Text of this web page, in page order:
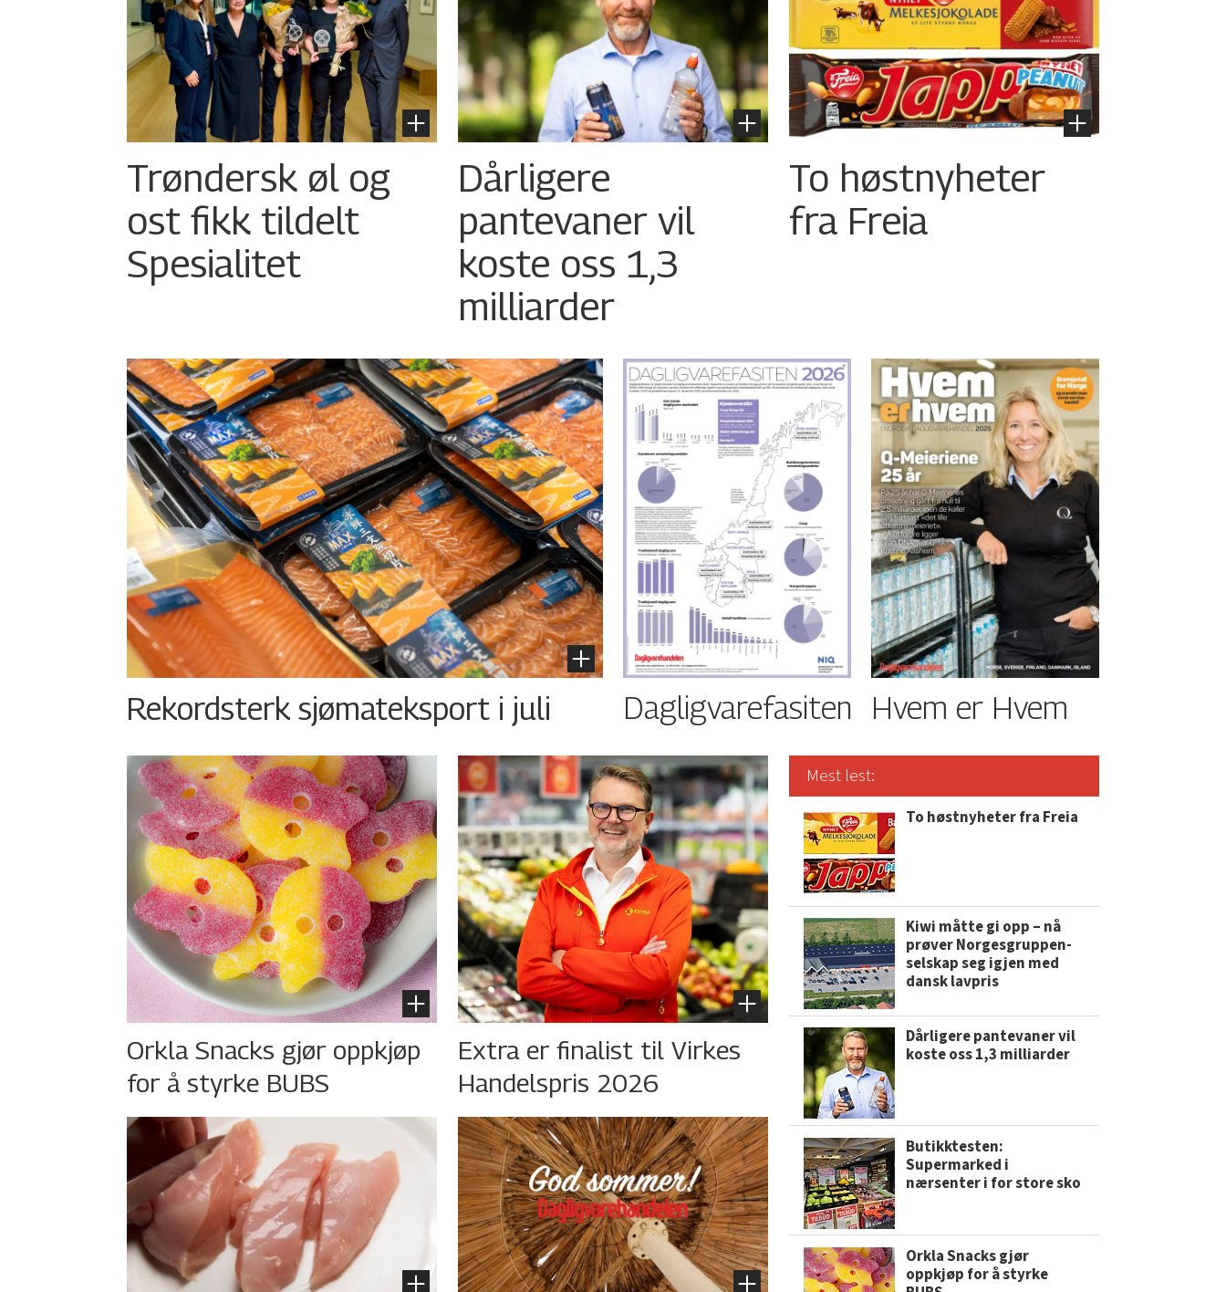
Trøndersk øl og
ost fikk tildelt
Spesialitet
Dårligere
pantevaner vil
koste oss 1,3
milliarder
To høstnyheter
fra Freia
Rekordsterk sjømateksport i juli Dagligvarefasiten Hvem er Hvem
Orkla Snacks gjør oppkjøp
for å styrke BUBS
Extra er finalist til Virkes
Handelspris 2026
Mest lest:
To høstnyheter fra Freia
Kiwi måtte gi opp – nå
prøver Norgesgruppen-
selskap seg igjen med
dansk lavpris
Dårligere pantevaner vil
koste oss 1,3 milliarder
Butikktesten:
Supermarked i
nærsenter i for store sko
Orkla Snacks gjør
oppkjøp for å styrke